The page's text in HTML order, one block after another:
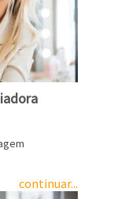
continuar...